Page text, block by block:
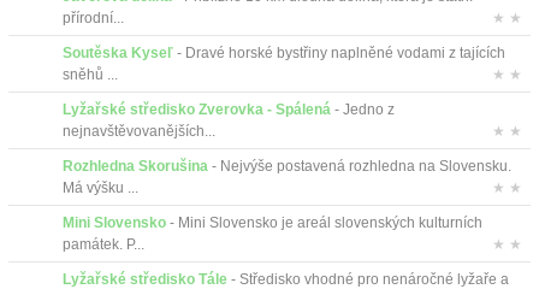
přírodní...
★ ★
Soutěska Kyseľ - Dravé horské bystřiny naplněné vodami z tajících
sněhů ...
★ ★
Lyžařské středisko Zverovka - Spálená - Jedno z
nejnavštěvovanějších...
★ ★
Rozhledna Skorušina - Nejvýše postavená rozhledna na Slovensku.
Má výšku ...
★ ★
Mini Slovensko - Mini Slovensko je areál slovenských kulturních
památek. P...
★ ★
Lyžařské středisko Tále - Středisko vhodné pro nenáročné lyžaře a